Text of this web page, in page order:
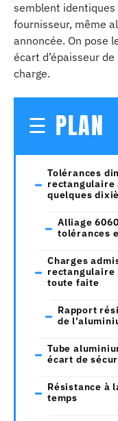
semblent identiques
fournisseur, même
annoncée. On pose
écart d’épaisseur
charge.
PLAN
Tolérances
rectangulaire
quelques
Alliage
tolérances
Charges
rectangulaire
toute faite
Rapport
de
Tube
écart de
Résistance à
temps